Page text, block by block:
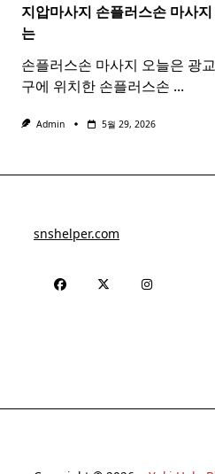
지압마사지 손플러스손 마사지
는
손플러스손 마사지 오늘은 광
구에 위치한 손플러스손 ...
Admin 5월 29, 2026
snshelper.com